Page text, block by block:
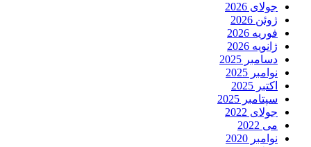
جولای 2026
ژوئن 2026
فوریه 2026
ژانویه 2026
دسامبر 2025
نوامبر 2025
اکتبر 2025
سپتامبر 2025
جولای 2022
می 2022
نوامبر 2020